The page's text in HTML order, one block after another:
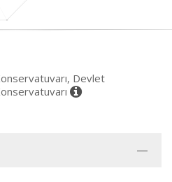
Devlet